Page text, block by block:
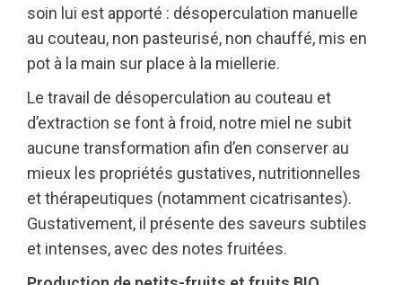
soin lui est apporté : désoperculation manuelle
au couteau, non pasteurisé, non chauffé, mis en
pot à la main sur place à la miellerie.
Le travail de désoperculation au couteau et
d’extraction se font à froid, notre miel ne subit
aucune transformation afin d’en conserver au
mieux les propriétés gustatives, nutritionnelles
et thérapeutiques (notamment cicatrisantes).
Gustativement, il présente des saveurs subtiles
et intenses, avec des notes fruitées.